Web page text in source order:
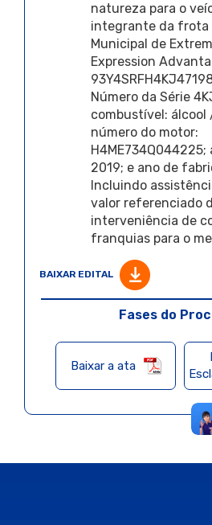
natureza para o
integrante da frota
Municipal de
Expression
Número da Série
combustível: álcool
número do motor:
H4ME734Q044225;
2019; e ano de
Incluindo
valor referenciado
interveniência de
franquias para o
BAIXAR EDITAL
Fases do
Baixar a ata